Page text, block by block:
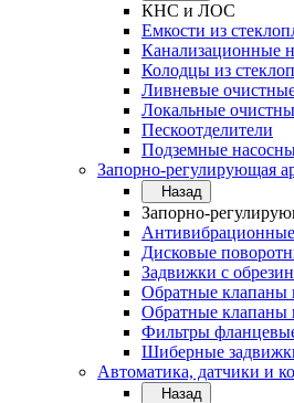
КНС и ЛОС
Емкости из
Канализационные
Колодцы из
Ливневые
Локальные
Пескоотделители
Подземные
Запорно-регулирующая
Назад
Запорно-
Антивибрационные
Дисковые
Задвижки с
Обратные клапаны
Обратные клапаны
Фильтры
Шиберные
Автоматика, датчики и
Назад